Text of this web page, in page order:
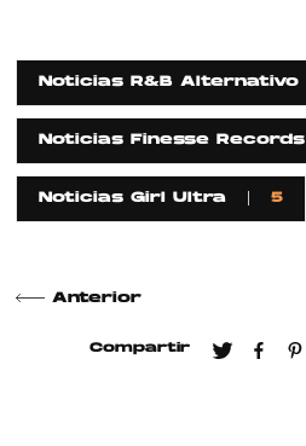
Noticias R&B Alternativo
Noticias Finesse Records
Noticias Girl Ultra 5
Anterior
Compartir